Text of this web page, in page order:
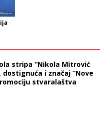
stripa “Nikola Mitrović
dostignuća i značaj “Nove
stvaralaštva